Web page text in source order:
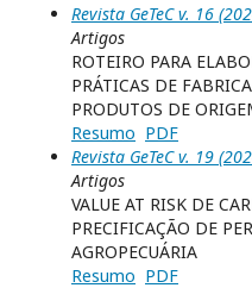
Revista GeTeC v. 16
Artigos
ROTEIRO PARA
PRÁTICAS DE
PRODUTOS DE
Resumo PDF
Revista GeTeC v. 19
Artigos
VALUE AT RISK DE
PRECIFICAÇÃO DE
AGROPECUÁRIA
Resumo PDF